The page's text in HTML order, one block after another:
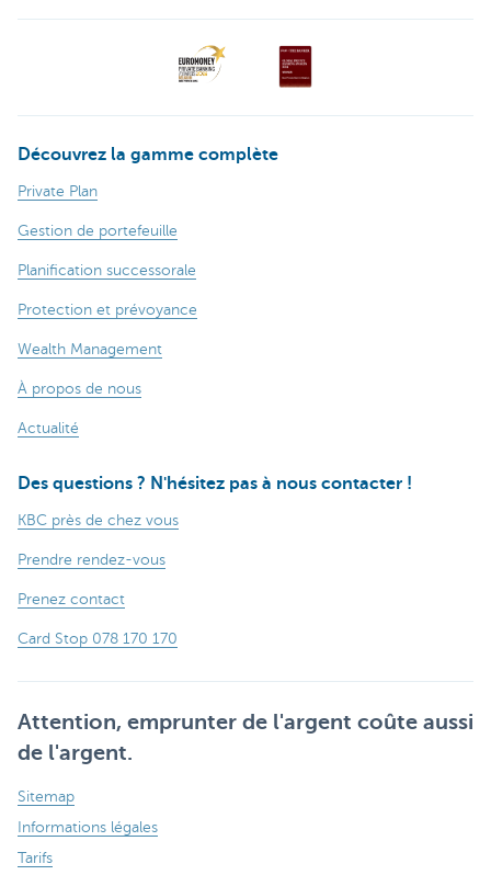
Découvrez la gamme complète
Private Plan
Gestion de portefeuille
Planification successorale
Protection et prévoyance
Wealth Management
À propos de nous
Actualité
Des questions ? N'hésitez pas à nous contacter !
KBC près de chez vous
Prendre rendez-vous
Prenez contact
Card Stop 078 170 170
Attention, emprunter de l'argent coûte aussi
de l'argent.
Sitemap
Informations légales
Tarifs